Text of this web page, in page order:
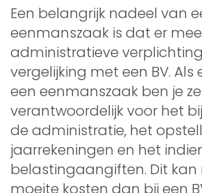
Een belangrijk nadeel van
eenmanszaak is dat er
administratieve
vergelijking met een BV.
een eenmanszaak ben je
verantwoordelijk voor het
de administratie, het
jaarrekeningen en het
belastingaangiften. Dit kan
moeite kosten dan bij een